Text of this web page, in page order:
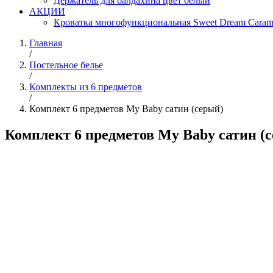
АКЦИИ
Кроватка многофункциональная Sweet Dream
Главная
/
Постельное белье
/
Комплекты из 6 предметов
/
Комплект 6 предметов My Baby сатин (серый)
Комплект 6 предметов My Baby сатин